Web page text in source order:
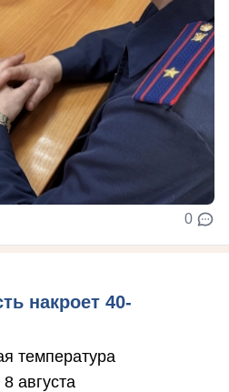
0
накроет 40-
температура
августа